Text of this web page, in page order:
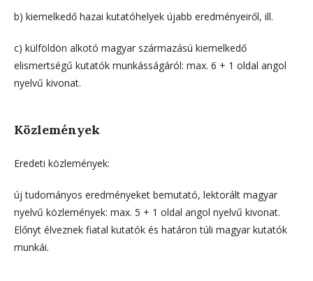
b) kiemelkedő hazai kutatóhelyek újabb eredményeiről, ill.
c) külföldön alkotó magyar származású kiemelkedő
elismertségű kutatók munkásságáról: max. 6 + 1 oldal angol
nyelvű kivonat.
Közlemények
Eredeti közlemények:
új tudományos eredményeket bemutató, lektorált magyar
nyelvű közlemények: max. 5 + 1 oldal angol nyelvű kivonat.
Előnyt élveznek fiatal kutatók és határon túli magyar kutatók
munkái.